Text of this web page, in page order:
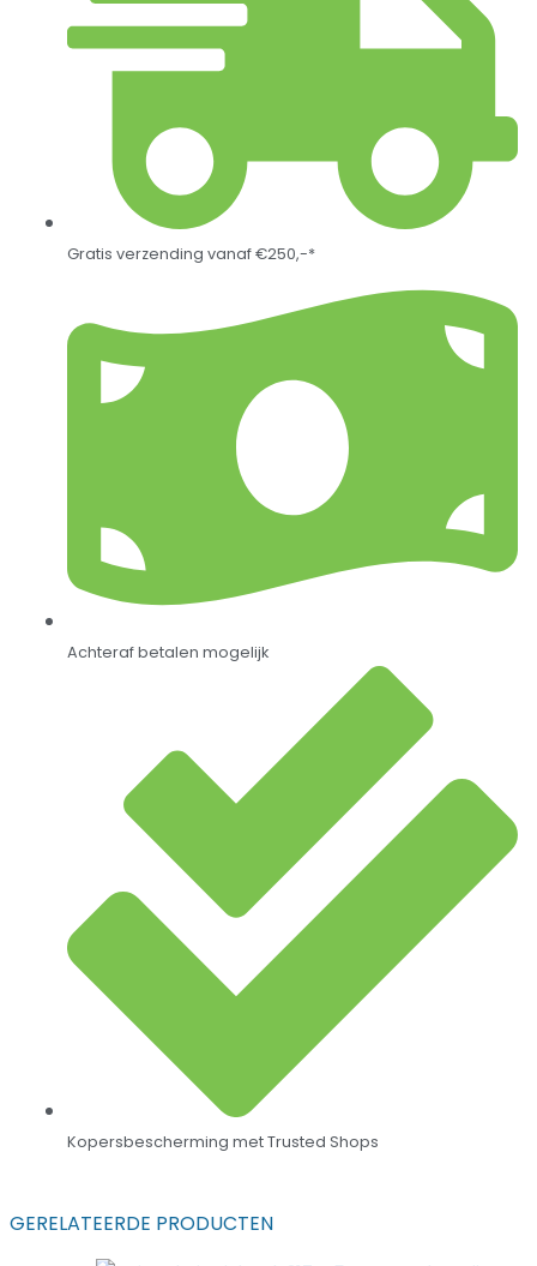
Gratis verzending vanaf €250,-*
Achteraf betalen mogelijk
Kopersbescherming met Trusted Shops
GERELATEERDE PRODUCTEN